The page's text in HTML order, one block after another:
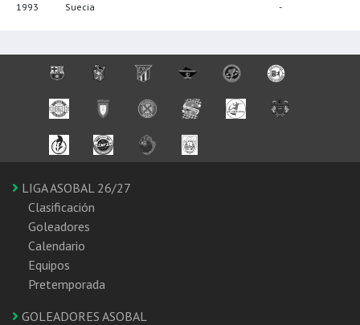
1993
Suecia -
LIGA ASOBAL 26/27
Clasificación
Goleadores
Calendario
Equipos
Pretemporada
GOLEADORES ASOBAL